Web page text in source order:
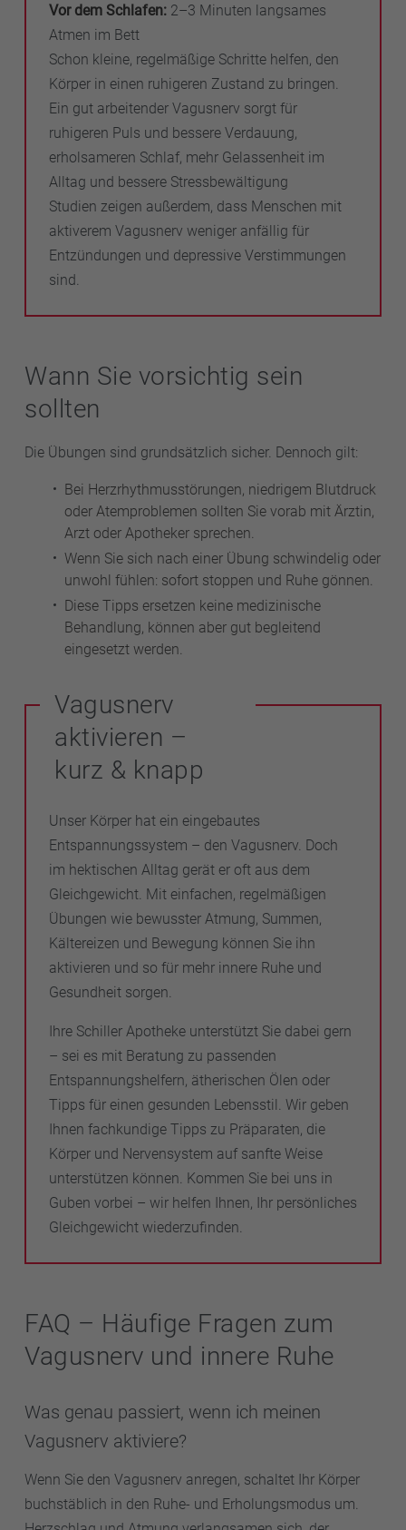
Vor dem Schlafen: 2–3 Minuten langsames
Atmen im Bett
Schon kleine, regelmäßige Schritte helfen, den
Körper in einen ruhigeren Zustand zu bringen.
Ein gut arbeitender Vagusnerv sorgt für
ruhigeren Puls und bessere Verdauung,
erholsameren Schlaf, mehr Gelassenheit im
Alltag und bessere Stressbewältigung
Studien zeigen außerdem, dass Menschen mit
aktiverem Vagusnerv weniger anfällig für
Entzündungen und depressive Verstimmungen
sind.
Wann Sie vorsichtig sein
sollten
Die Übungen sind grundsätzlich sicher. Dennoch gilt:
Bei Herzrhythmusstörungen, niedrigem Blutdruck
oder Atemproblemen sollten Sie vorab mit Ärztin,
Arzt oder Apotheker sprechen.
Wenn Sie sich nach einer Übung schwindelig oder
unwohl fühlen: sofort stoppen und Ruhe gönnen.
Diese Tipps ersetzen keine medizinische
Behandlung, können aber gut begleitend
eingesetzt werden.
Vagusnerv
aktivieren –
kurz & knapp
Unser Körper hat ein eingebautes
Entspannungssystem – den Vagusnerv. Doch
im hektischen Alltag gerät er oft aus dem
Gleichgewicht. Mit einfachen, regelmäßigen
Übungen wie bewusster Atmung, Summen,
Kältereizen und Bewegung können Sie ihn
aktivieren und so für mehr innere Ruhe und
Gesundheit sorgen.
Ihre Schiller Apotheke unterstützt Sie dabei gern
– sei es mit Beratung zu passenden
Entspannungshelfern, ätherischen Ölen oder
Tipps für einen gesunden Lebensstil. Wir geben
Ihnen fachkundige Tipps zu Präparaten, die
Körper und Nervensystem auf sanfte Weise
unterstützen können. Kommen Sie bei uns in
Guben vorbei – wir helfen Ihnen, Ihr persönliches
Gleichgewicht wiederzufinden.
FAQ – Häufige Fragen zum
Vagusnerv und innere Ruhe
Was genau passiert, wenn ich meinen
Vagusnerv aktiviere?
Wenn Sie den Vagusnerv anregen, schaltet Ihr Körper
buchstäblich in den Ruhe- und Erholungsmodus um.